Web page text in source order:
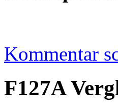
Kommentar
F127A